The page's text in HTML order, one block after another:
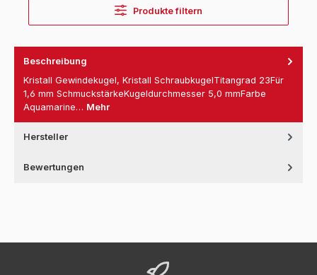
Produkte filtern
Beschreibung
Kristall Gewindekugel, Kristall SchraubkugelTitangrad 23Für
1,6 mm SchmuckstärkeKugeldurchmesser 5,0 mmFarbe
Aquamarine… Mehr
Hersteller
Bewertungen